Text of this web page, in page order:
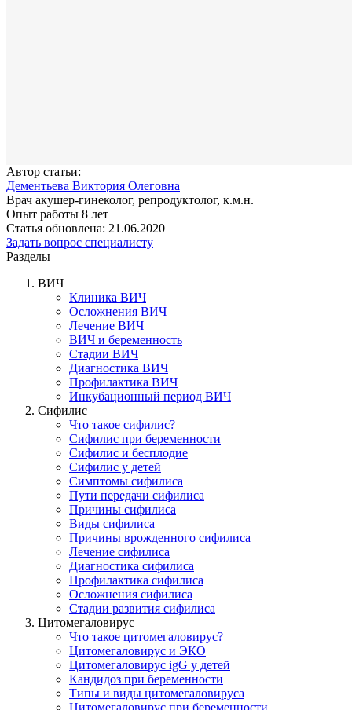
Автор статьи:
Дементьева Виктория Олеговна
Врач акушер-гинеколог, репродуктолог, к.м.н.
Опыт работы 8 лет
Статья обновлена: 21.06.2020
Задать вопрос специалисту
Разделы
ВИЧ
Клиника ВИЧ
Осложнения ВИЧ
Лечение ВИЧ
ВИЧ и беременность
Стадии ВИЧ
Диагностика ВИЧ
Профилактика ВИЧ
Инкубационный период ВИЧ
Сифилис
Что такое сифилис?
Сифилис при беременности
Сифилис и бесплодие
Сифилис у детей
Симптомы сифилиса
Пути передачи сифилиса
Причины сифилиса
Виды сифилиса
Причины врожденного сифилиса
Лечение сифилиса
Диагностика сифилиса
Профилактика сифилиса
Осложнения сифилиса
Стадии развития сифилиса
Цитомегаловирус
Что такое цитомегаловирус?
Цитомегаловирус и ЭКО
Цитомегаловирус igG у детей
Кандидоз при беременности
Типы и виды цитомегаловируса
Цитомегаловирус при беременности